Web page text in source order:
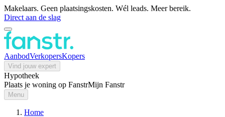
Makelaars. Geen plaatsingskosten. Wél leads. Meer bereik.
Direct aan de slag
AanbodVerkopersKopers
Vind jouw expert
Hypotheek
Plaats je woning op FanstrMijn Fanstr
Menu
Home